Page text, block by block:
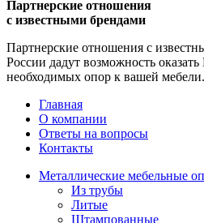
Партнерские отношения
с известными брендами
Партнерские отношения с
России дадут возможность
необходимых опор к вашей мебели.
Главная
О компании
Ответы на вопросы
Контакты
Металлические мебельные
Из трубы
Литые
Штампованные